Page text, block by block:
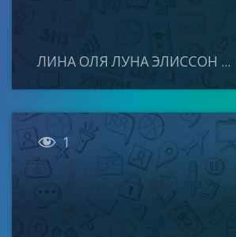
ЛИНА ОЛЯ ЛУНА ЭЛИССОН ...
 1